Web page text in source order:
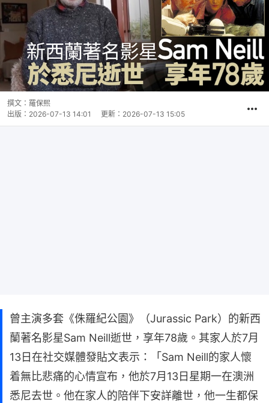
撰文： 羅保熙
出版： 2026-07-13 14:01 更新： 2026-07-13 15:05
曾主演多套《侏羅紀公園》（Jurassic Park）的新西
蘭著名影星Sam Neill逝世，享年78歲。其家人於7月
13日在社交媒體發貼文表示：「Sam Neill的家人懷
着無比悲痛的心情宣布，他於7月13日星期一在澳洲
悉尼去世。他在家人的陪伴下安詳離世，他一生都保